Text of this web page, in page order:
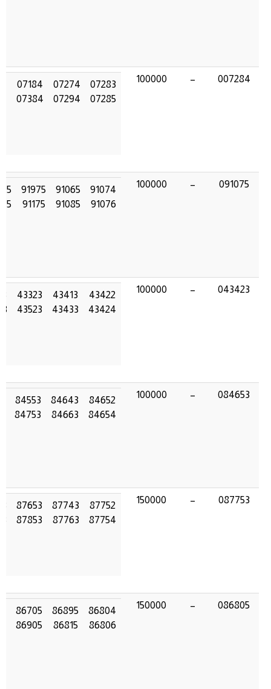
007284
–
100000
07283
07285
07274
07294
07184
07384
091075
–
100000
91074
91076
91065
91085
91975
91175
043423
–
100000
43422
43424
43413
43433
43323
43523
084653
–
100000
84652
84654
84643
84663
84553
84753
087753
–
150000
87752
87754
87743
87763
87653
87853
086805
–
150000
86804
86806
86895
86815
86705
86905